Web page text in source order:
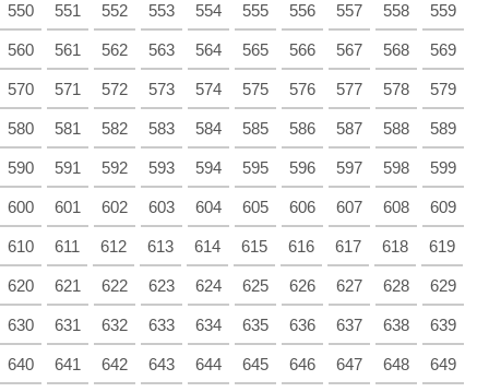
550 551 552 553 554 555 556 557 558 559
560 561 562 563 564 565 566 567 568 569
570 571 572 573 574 575 576 577 578 579
580 581 582 583 584 585 586 587 588 589
590 591 592 593 594 595 596 597 598 599
600 601 602 603 604 605 606 607 608 609
610 611 612 613 614 615 616 617 618 619
620 621 622 623 624 625 626 627 628 629
630 631 632 633 634 635 636 637 638 639
640 641 642 643 644 645 646 647 648 649